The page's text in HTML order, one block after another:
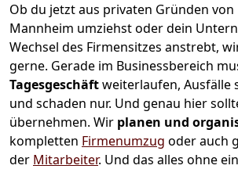
Ob du jetzt aus privaten Gründen von
Mannheim umziehst oder dein
Wechsel des Firmensitzes anstrebt,
gerne. Gerade im Businessbereich
Tagesgeschäftweiterlaufen, Ausfälle
und schaden nur. Und genau hier
übernehmen. Wir planen und
kompletten Firmenumzug oder auch
der Mitarbeiter. Und das alles ohne